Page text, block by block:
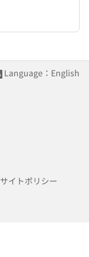
Language：English
サイトポリシー